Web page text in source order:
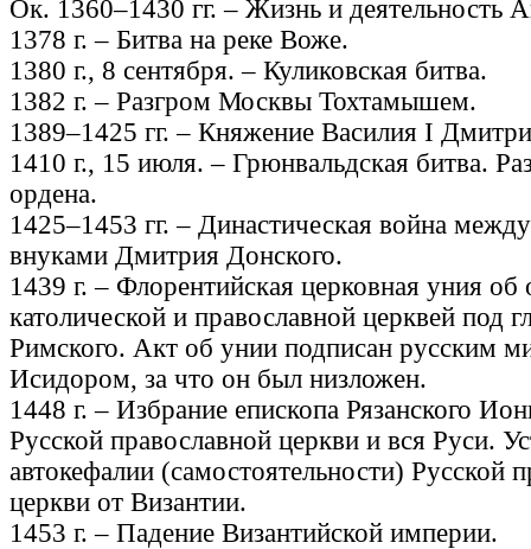
Ок. 1360–1430 гг. – Жизнь и деятельность
1378 г. – Битва на реке Воже.
1380 г., 8 сентября. – Куликовская битва.
1382 г. – Разгром Москвы Тохтамышем.
1389–1425 гг. – Княжение Василия I
1410 г., 15 июля. – Грюнвальдская битва.
ордена.
1425–1453 гг. – Династическая война
внуками Дмитрия Донского.
1439 г. – Флорентийская церковная уния об
католической и православной церквей под
Римского. Акт об унии подписан русским
Исидором, за что он был низложен.
1448 г. – Избрание епископа Рязанского
Русской православной церкви и вся Руси.
автокефалии (самостоятельности) Русской
церкви от Византии.
1453 г. – Падение Византийской империи.